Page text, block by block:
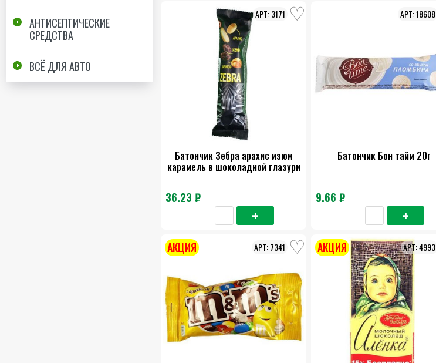
АНТИСЕПТИЧЕСКИЕ
СРЕДСТВА
ВСЁ ДЛЯ АВТО
Батончик Зебра арахис изюм
карамель в шоколадной глазури
36.23 ₽
3171
Батончик Бон тайм 20г
9.66 ₽
18608
7341
АКЦИЯ 4993
АКЦИЯ